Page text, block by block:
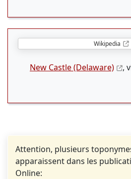
Wikipedia
New Castle (Delaware) ,
Attention, plusieurs
apparaissent dans les
Online: